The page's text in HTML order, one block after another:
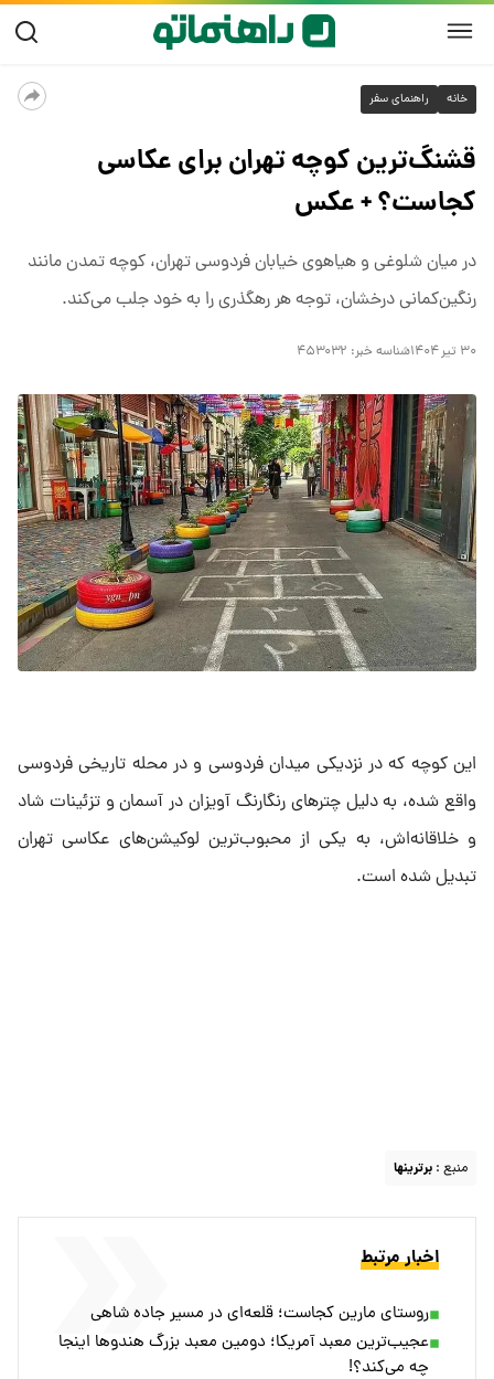
خانه راهنمای سفر
قشنگ‌ترین کوچه تهران برای عکاسی
کجاست؟ + عکس
در میان شلوغی و هیاهوی خیابان فردوسی تهران، کوچه تمدن مانند
رنگین‌کمانی درخشان، توجه هر رهگذری را به خود جلب می‌کند.
۳۰ تیر ۱۴۰۴ شناسه خبر: ۴۵۳۰۳۲
این کوچه که در نزدیکی میدان فردوسی و در محله تاریخی فردوسی
واقع شده، به دلیل چترهای رنگارنگ آویزان در آسمان و تزئینات شاد
و خلاقانه‌اش، به یکی از محبوب‌ترین لوکیشن‌های عکاسی تهران
تبدیل شده است.
منبع : برترینها
اخبار مرتبط
روستای مارین کجاست؛ قلعه‌ای در مسیر جاده شاهی
عجیب‌ترین معبد آمریکا؛ دومین معبد بزرگ هندوها اینجا
چه می‌کند؟!